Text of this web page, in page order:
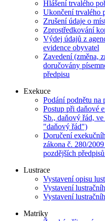
Hlášení trvalého
Ukončení trvalého
Zrušení údaje o
Zprostředkování
Výdej údajů z
evidence obyvatel
Zavedení (změna,
doručovány
předpisu
Exekuce
Podání podnětu na
Postup při daňové
Sb., daňový řád,
"daňový řád")
Doručení
zákona č. 280/
pozdějších
Lustrace
Vystavení opisu
Vystavení
Vystavení
Matriky